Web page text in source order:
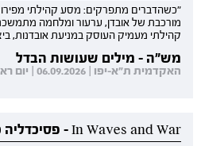
"כשהדברים מתפרקים: מסע קהילתי
מורכבת של אובדן, ערעור ומלחמה
קהילתי מעמיק העוסק במניעת אובדנות,
מש"ה - מילים שעושות הבדל
האקדמית ת"א-יפו | 06.09.2026 | יום ראשון | 09:00-16:00
In Waves and War - פסיכדליה כערוץ ריפוי לטראומה